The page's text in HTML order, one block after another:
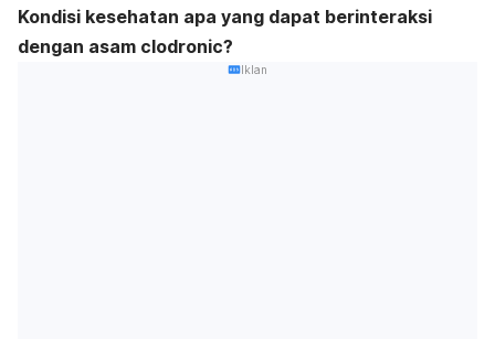
Kondisi kesehatan apa yang dapat berinteraksi
dengan asam clodronic?
Iklan